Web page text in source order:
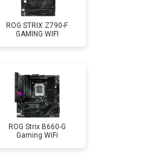
ROG STRIX Z790-F
GAMING WIFI
ROG Strix B660-G
Gaming WiFi